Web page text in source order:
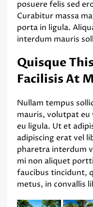
posuere felis sed
Curabitur massa
porta in ligula.
interdum mauris
Quisque
Facilisis At
Nullam tempus
mauris, volutpat eu
eu ligula. Ut et
adipiscing erat vel
pharetra interdum
mi non aliquet
faucibus tincidunt,
metus, in convallis